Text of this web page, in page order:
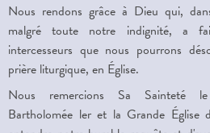
Nous rendons grâce à Dieu qui,
malgré toute notre indignité, a
intercesseurs que nous pourrons
prière liturgique, en Église.
Nous remercions Sa Sainteté
Bartholomée leret la Grande Église